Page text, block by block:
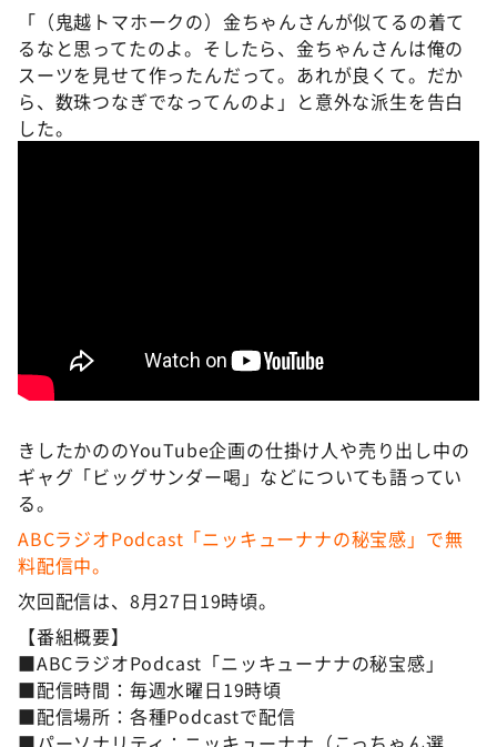
「（鬼越トマホークの）金ちゃんさんが似てるの着て
るなと思ってたのよ。そしたら、金ちゃんさんは俺の
スーツを見せて作ったんだって。あれが良くて。だか
ら、数珠つなぎでなってんのよ」と意外な派生を告白
した。
きしたかののYouTube企画の仕掛け人や売り出し中の
ギャグ「ビッグサンダー喝」などについても語ってい
る。
ABCラジオPodcast「ニッキューナナの秘宝感」で無
料配信中。
次回配信は、8月27日19時頃。
【番組概要】
■ABCラジオPodcast「ニッキューナナの秘宝感」
■配信時間：毎週水曜日19時頃
■配信場所：各種Podcastで配信